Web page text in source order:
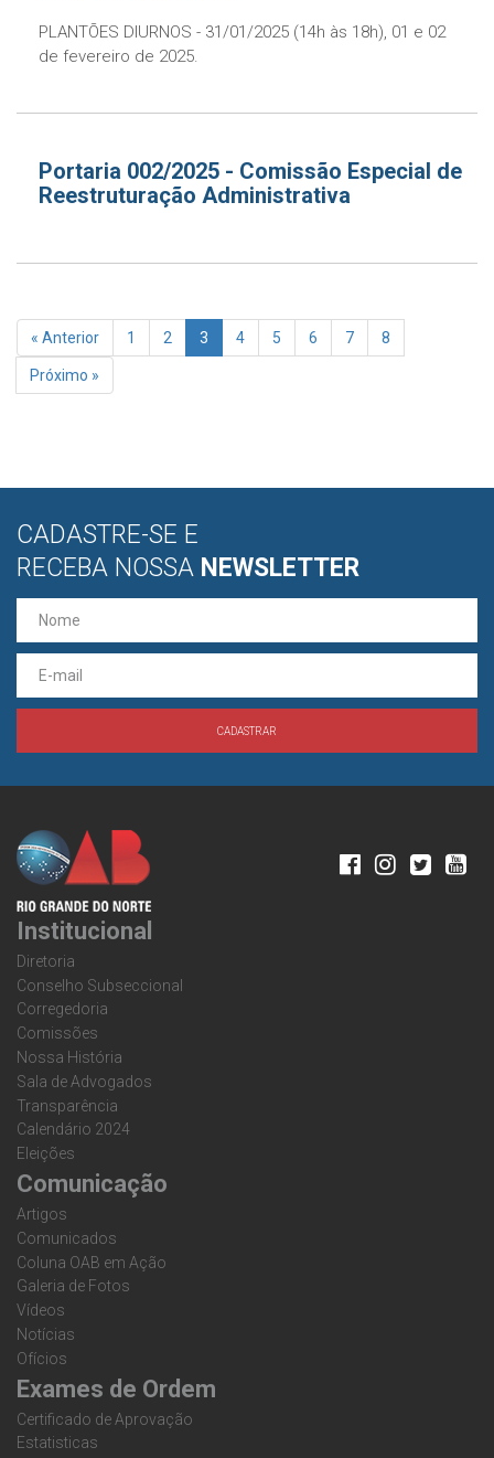
PLANTÕES DIURNOS - 31/01/2025 (14h às 18h), 01 e 02
de fevereiro de 2025.
Portaria 002/2025 - Comissão Especial de
Reestruturação Administrativa
« Anterior 1 2 3 4 5 6 7 8
Próximo »
CADASTRE-SE E
RECEBA NOSSA NEWSLETTER
Institucional
Diretoria
Conselho Subseccional
Corregedoria
Comissões
Nossa História
Sala de Advogados
Transparência
Calendário 2024
Eleições
Comunicação
Artigos
Comunicados
Coluna OAB em Ação
Galeria de Fotos
Vídeos
Notícias
Ofícios
Exames de Ordem
Certificado de Aprovação
Estatisticas